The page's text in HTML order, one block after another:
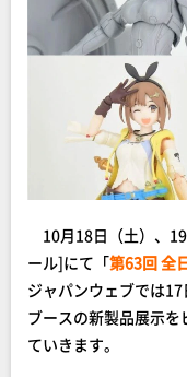
10月18日（土）、
ール]にて「第63回 全
ジャパンウェブでは
ブースの新製品展示
ていきます。